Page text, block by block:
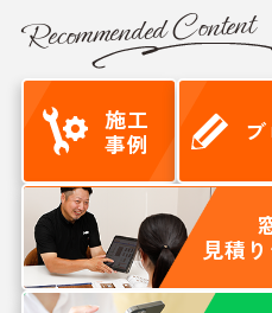
Recommended Content
施工
事例
見積